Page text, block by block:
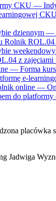
CKU —
dziennym —
Rolnik
z
— Forma
e-
online —
do
placówka
Jadwiga